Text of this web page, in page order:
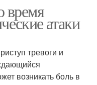
время
атаки
тревоги и
возникать боль в